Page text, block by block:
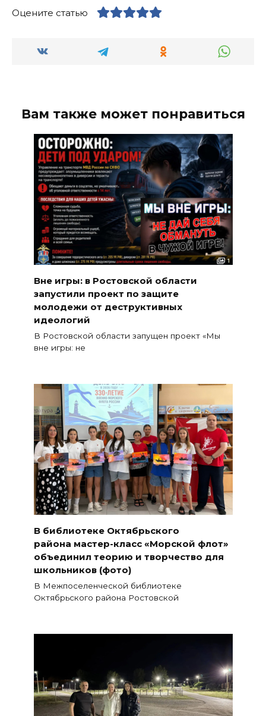
Оцените статью
Вам также может понравиться
Вне игры: в Ростовской области
запустили проект по защите
молодежи от деструктивных
идеологий
В Ростовской области запущен проект «Мы
вне игры: не
В библиотеке Октябрьского
района мастер-класс «Морской флот»
объединил теорию и творчество для
школьников (фото)
В Межпоселенческой библиотеке
Октябрьского района Ростовской